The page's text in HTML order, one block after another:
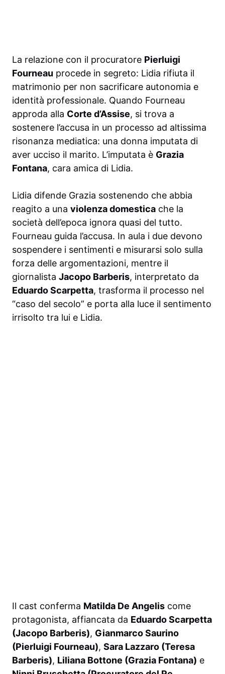
La relazione con il procuratore Pierluigi
Fourneau procede in segreto: Lidia rifiuta il
matrimonio per non sacrificare autonomia e
identità professionale. Quando Fourneau
approda alla Corte d’Assise, si trova a
sostenere l’accusa in un processo ad altissima
risonanza mediatica: una donna imputata di
aver ucciso il marito. L’imputata è Grazia
Fontana, cara amica di Lidia.
Lidia difende Grazia sostenendo che abbia
reagito a una violenza domestica che la
società dell’epoca ignora quasi del tutto.
Fourneau guida l’accusa. In aula i due devono
sospendere i sentimenti e misurarsi solo sulla
forza delle argomentazioni, mentre il
giornalista Jacopo Barberis, interpretato da
Eduardo Scarpetta, trasforma il processo nel
“caso del secolo” e porta alla luce il sentimento
irrisolto tra lui e Lidia.
Il cast conferma Matilda De Angelis come
protagonista, affiancata da Eduardo Scarpetta
(Jacopo Barberis), Gianmarco Saurino
(Pierluigi Fourneau), Sara Lazzaro (Teresa
Barberis), Liliana Bottone (Grazia Fontana) e